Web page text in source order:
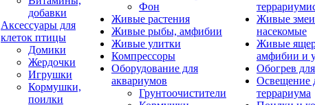
добавки
Аксессуары для
клеток птицы
Домики
Жердочки
Игрушки
Кормушки,
поилки
Фон
Живые растения
Живые рыбы, амфибии
Живые улитки
Компрессоры
Оборудование для
аквариумов
Грунтоочистители
Живые
насекомые
Живые
амфибии и
Обогрев
Освещение
террариума